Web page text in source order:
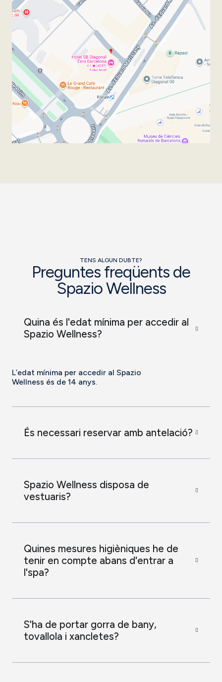
TENS ALGUN DUBTE?
Preguntes freqüents de
Spazio Wellness
Quina és l'edat mínima per accedir al
Spazio Wellness?
L’edat mínima per accedir al Spazio
Wellness és de 14 anys.
És necessari reservar amb antelació?
Spazio Wellness disposa de
vestuaris?
Quines mesures higièniques he de
tenir en compte abans d'entrar a
l'spa?
S'ha de portar gorra de bany,
tovallola i xancletes?